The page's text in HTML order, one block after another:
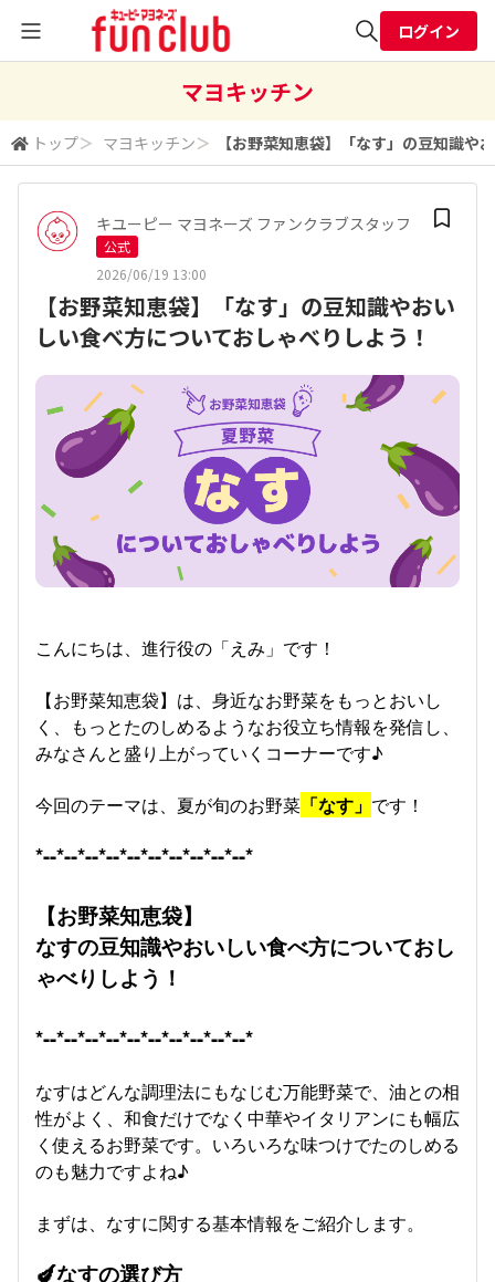
検索
ログイン
マヨキッチン
トップ＞ マヨキッチン＞ 【お野菜知恵袋】「なす」の豆知識や
キユーピー マヨネーズ ファンクラブスタッフ
公式
2026/06/19 13:00
​【お野菜知恵袋】「なす」の豆知識やおい
しい食べ方についておしゃべりしよう！​
こんにちは、進行役の「えみ」です！
【お野菜知恵袋】は、身近なお野菜をもっとおいし
く、もっとたのしめるようなお役立ち情報を発信し、
みなさんと盛り上がっていくコーナーです♪
今回のテーマは、夏が旬のお野菜 「なす」 です！
*--*--*--*--*--*--*--*--*--*--*
【お野菜知恵袋】
なすの豆知識やおいしい食べ方についておし
ゃべりしよう！
*--*--*--*--*--*--*--*--*--*--*
なすはどんな調理法にもなじむ万能野菜で、油との相
性がよく、和食だけでなく中華やイタリアンにも幅広
く使えるお野菜です。いろいろな味つけでたのしめる
のも魅力ですよね♪
まずは、なすに関する基本情報をご紹介します。
🍆なすの選び方